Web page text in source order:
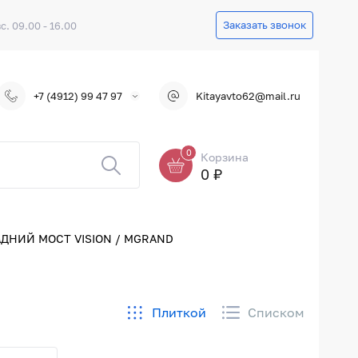
09.00 - 16.00 Заказать звонок
+7 (4912) 99 47 97 Kitayavto62@mail.ru
0 Корзина
0 ₽
МОСТ VISION / MGRAND
Плиткой Списком